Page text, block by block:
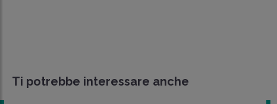
Ti potrebbe interessare anche